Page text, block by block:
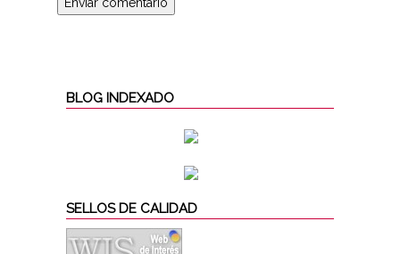
BLOG INDEXADO
SELLOS DE CALIDAD